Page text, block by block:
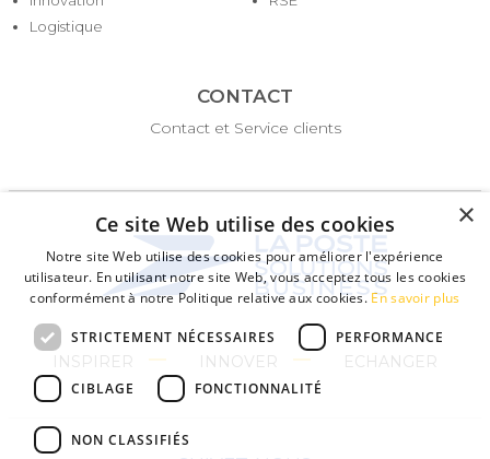
Logistique
CONTACT
Contact et Service clients
INSPIRER INNOVER ECHANGER
×
Ce site Web utilise des cookies
Notre site Web utilise des cookies pour améliorer l'expérience
utilisateur. En utilisant notre site Web, vous acceptez tous les cookies
conformément à notre Politique relative aux cookies.En savoir plus
STRICTEMENT NÉCESSAIRES PERFORMANCE
CIBLAGE FONCTIONNALITÉ
NON CLASSIFIÉS